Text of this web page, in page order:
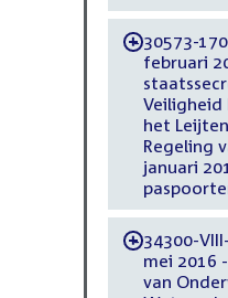
-30573-
februari
Veiligheid
het
Regeling
januari
-34300-
mei 2016
van